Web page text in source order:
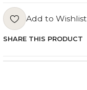
Add to Wishlist
SHARE THIS PRODUCT